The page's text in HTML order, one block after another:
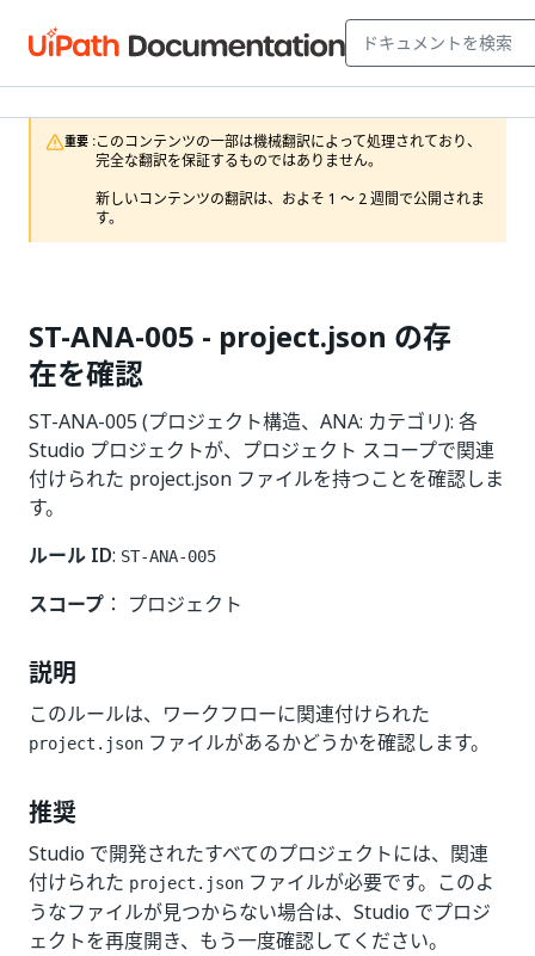
重要 :このコンテンツの一部は機械翻訳によって処理されており、
完全な翻訳を保証するものではありません。
新しいコンテンツの翻訳は、およそ 1 ～ 2 週間で公開されま
す。
ST-ANA-005 - project.json の存
在を確認
ST-ANA-005 (プロジェクト構造、ANA: カテゴリ): 各
Studio プロジェクトが、プロジェクト スコープで関連
付けられた project.json ファイルを持つことを確認しま
す。
ルール ID: ST-ANA-005
スコープ ： プロジェクト
説明
このルールは、ワークフローに関連付けられた
project.json ファイルがあるかどうかを確認します。
推奨
Studio で開発されたすべてのプロジェクトには、関連
付けられた project.json ファイルが必要です。このよ
うなファイルが見つからない場合は、Studio でプロジ
ェクトを再度開き、もう一度確認してください。